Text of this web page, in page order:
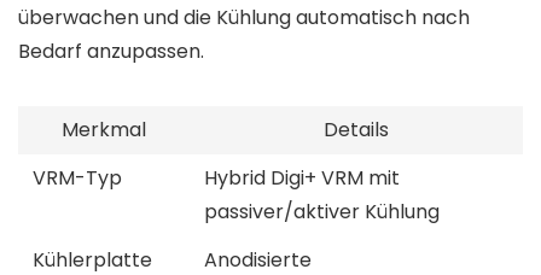
überwachen und die Kühlung automatisch nach
Bedarf anzupassen.
Merkmal
Details
VRM-Typ
Hybrid Digi+ VRM mit
passiver/aktiver Kühlung
Kühlerplatte
Anodisierte